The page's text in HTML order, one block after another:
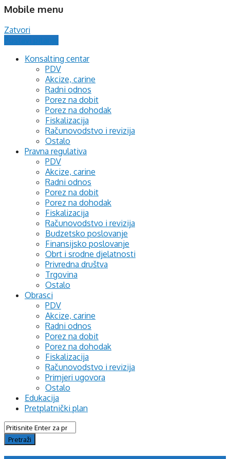
Mobile menu
Zatvori
Konsalting centar
PDV
Akcize, carine
Radni odnos
Porez na dobit
Porez na dohodak
Fiskalizacija
Računovodstvo i revizija
Ostalo
Pravna regulativa
PDV
Akcize, carine
Radni odnos
Porez na dobit
Porez na dohodak
Fiskalizacija
Računovodstvo i revizija
Budzetsko poslovanje
Finansijsko poslovanje
Obrt i srodne djelatnosti
Privredna društva
Trgovina
Ostalo
Obrasci
PDV
Akcize, carine
Radni odnos
Porez na dobit
Porez na dohodak
Fiskalizacija
Računovodstvo i revizija
Primjeri ugovora
Ostalo
Edukacija
Pretplatnički plan